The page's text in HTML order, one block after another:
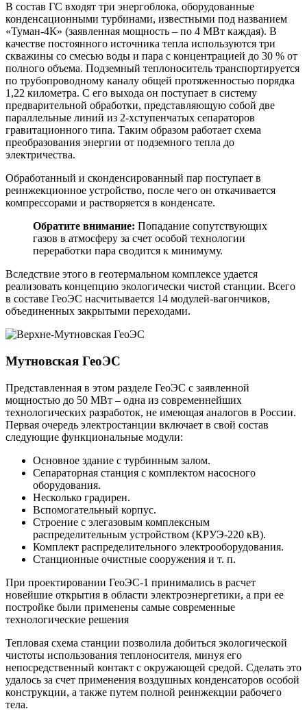
В состав ГС входят три энергоблока, оборудованные
конденсационными турбинами, известными под названием
«Туман-4К» (заявленная мощность – по 4 МВт каждая). В
качестве постоянного источника тепла используются три
скважины со смесью воды и пара с концентрацией до 30 % от
полного объема. Подземный теплоноситель транспортируется
по трубопроводному каналу общей протяженностью порядка
1,22 километра. С его выхода он поступает в систему
предварительной обработки, представляющую собой две
параллельные линий из 2-хступенчатых сепараторов
гравитационного типа. Таким образом работает схема
преобразования энергии от подземного тепла до
электричества.
Обработанный и сконденсированный пар поступает в
реинжекционное устройство, после чего он откачивается
компрессорами и растворяется в конденсате.
Обратите внимание: Попадание сопутствующих
газов в атмосферу за счет особой технологии
переработки пара сводится к минимуму.
Вследствие этого в геотермальном комплексе удается
реализовать концепцию экологически чистой станции. Всего
в составе ГеоЭС насчитывается 14 модулей-вагончиков,
объединенных закрытыми переходами.
Мутновская ГеоЭС
Представленная в этом разделе ГеоЭС с заявленной
мощностью до 50 МВт – одна из современнейших
технологических разработок, не имеющая аналогов в России.
Первая очередь электростанции включает в свой состав
следующие функциональные модули:
Основное здание с турбинным залом.
Сепараторная станция с комплектом насосного
оборудования.
Несколько градирен.
Вспомогательный корпус.
Строение с элегазовым комплексным
распределительным устройством (КРУЭ-220 кВ).
Комплект распределительного электрооборудования.
Станционные очистные сооружения и т. п.
При проектировании ГеоЭС-1 принимались в расчет
новейшие открытия в области электроэнергетики, а при ее
постройке были применены самые современные
технологические решения
Тепловая схема станции позволила добиться экологической
чистоты использования теплоносителя, минуя его
непосредственный контакт с окружающей средой. Сделать это
удалось за счет применения воздушных конденсаторов особой
конструкции, а также путем полной реинжекции рабочего
тела.